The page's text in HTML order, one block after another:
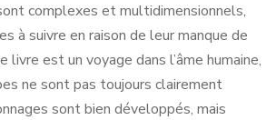
complexes et multidimensionnels,
à suivre en raison de leur manque de
est un voyage dans l’âme humaine,
ne sont pas toujours clairement
sont bien développés, mais